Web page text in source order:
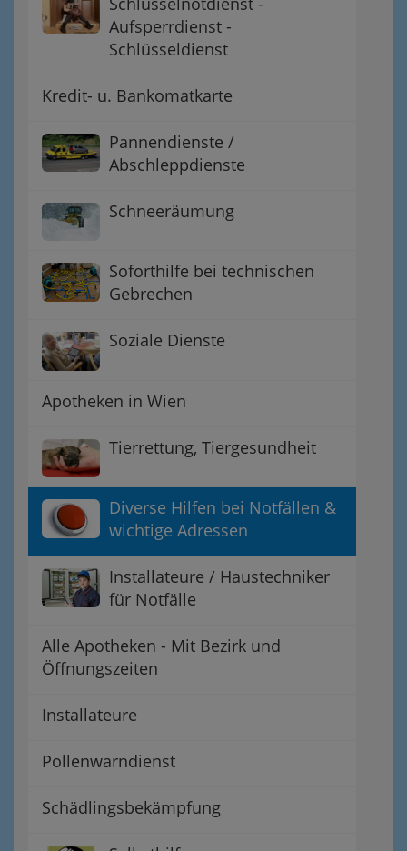
Aufsperrdienst -
Schlüsseldienst
Kredit- u. Bankomatkarte
Pannendienste /
Abschleppdienste
Schneeräumung
Soforthilfe bei technischen
Gebrechen
Soziale Dienste
Apotheken in Wien
Tierrettung, Tiergesundheit
Diverse Hilfen bei Notfällen &
wichtige Adressen
Installateure / Haustechniker
für Notfälle
Alle Apotheken - Mit Bezirk und
Öffnungszeiten
Installateure
Pollenwarndienst
Schädlingsbekämpfung